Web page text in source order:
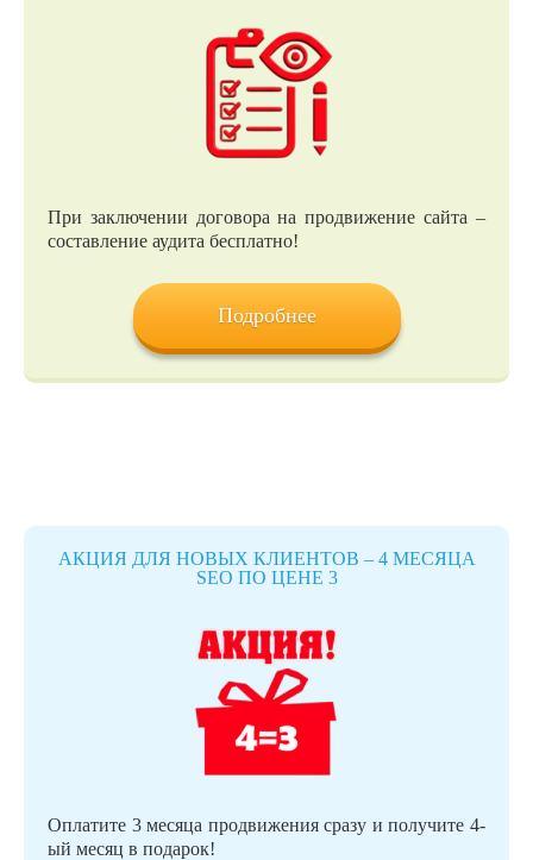
При заключении договора на продвижение сайта –
составление аудита бесплатно!
Подробнее
АКЦИЯ ДЛЯ НОВЫХ КЛИЕНТОВ – 4 МЕСЯЦА
SEO ПО ЦЕНЕ 3
Оплатите 3 месяца продвижения сразу и получите 4-
ый месяц в подарок!